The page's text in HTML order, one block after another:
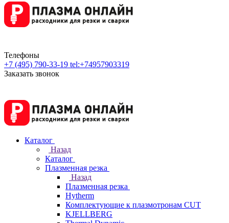
Телефоны
+7 (495) 790-33-19 tel:+74957903319
Заказать звонок
Каталог
Назад
Каталог
Плазменная резка
Назад
Плазменная резка
Hytherm
Комплектующие к плазмотронам CUT
KJELLBERG